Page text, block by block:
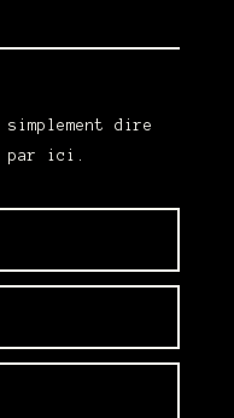
dire
par ici.